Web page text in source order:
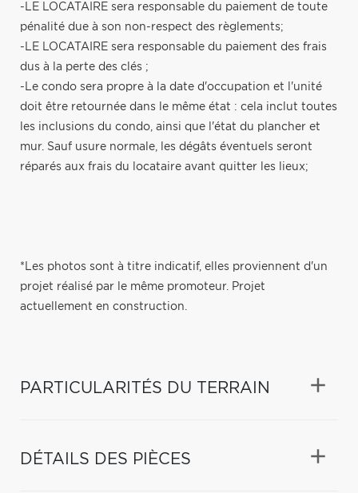
-LE LOCATAIRE sera responsable du paiement de toute
pénalité due à son non-respect des règlements;
-LE LOCATAIRE sera responsable du paiement des frais
dus à la perte des clés ;
-Le condo sera propre à la date d'occupation et l'unité
doit être retournée dans le même état : cela inclut toutes
les inclusions du condo, ainsi que l'état du plancher et
mur. Sauf usure normale, les dégâts éventuels seront
réparés aux frais du locataire avant quitter les lieux;
*Les photos sont à titre indicatif, elles proviennent d'un
projet réalisé par le même promoteur. Projet
actuellement en construction.
PARTICULARITÉS DU TERRAIN
DÉTAILS DES PIÈCES